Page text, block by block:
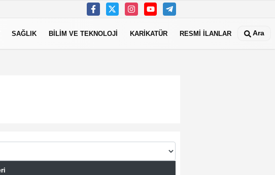
SAĞLIK BİLİM VE TEKNOLOJİ KARİKATÜR RESMİ İLANLAR Ara